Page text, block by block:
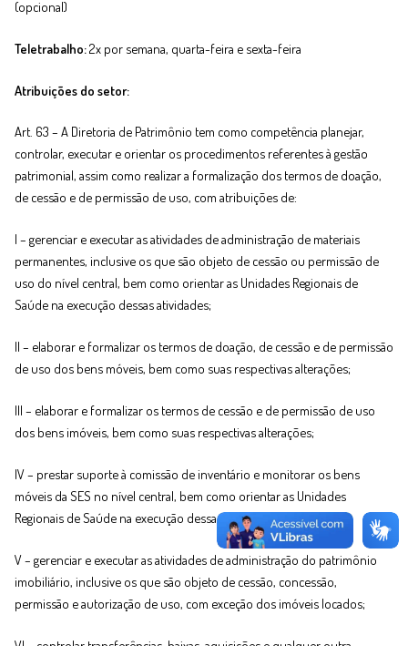
(opcional)
Teletrabalho:2x por semana, quarta-feira e sexta-feira
Atribuições do setor:
Art. 63 – A Diretoria de Patrimônio tem como competência planejar,
controlar, executar e orientar os procedimentos referentes à gestão
patrimonial, assim como realizar a formalização dos termos de doação,
de cessão e de permissão de uso, com atribuições de:
I – gerenciar e executar as atividades de administração de materiais
permanentes, inclusive os que são objeto de cessão ou permissão de
uso do nível central, bem como orientar as Unidades Regionais de
Saúde na execução dessas atividades;
II – elaborar e formalizar os termos de doação, de cessão e de permissão
de uso dos bens móveis, bem como suas respectivas alterações;
III – elaborar e formalizar os termos de cessão e de permissão de uso
dos bens imóveis, bem como suas respectivas alterações;
IV – prestar suporte à comissão de inventário e monitorar os bens
móveis da SES no nível central, bem como orientar as Unidades
Regionais de Saúde na execução dessas atividades;
V – gerenciar e executar as atividades de administração do patrimônio
imobiliário, inclusive os que são objeto de cessão, concessão,
permissão e autorização de uso, com exceção dos imóveis locados;